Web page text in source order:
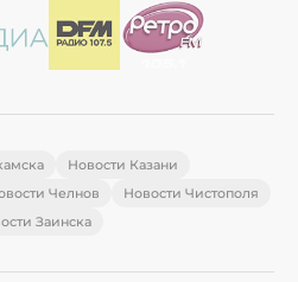
Новости Казани
Челнов
Новости Чистополя
Заинска